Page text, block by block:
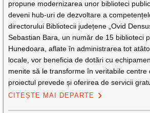
propune modernizarea unor biblioteci
deveni hub-uri de dezvoltare a
directorului Bibliotecii județene „Ovid
Sebastian Bara, un număr de 15 biblioteci
Hunedoara, aflate în administrarea tot
locale, vor beneficia de dotări cu
menite să le transforme în veritabile centre
proiectul prevede și oferirea de servicii
CITEȘTE MAI DEPARTE